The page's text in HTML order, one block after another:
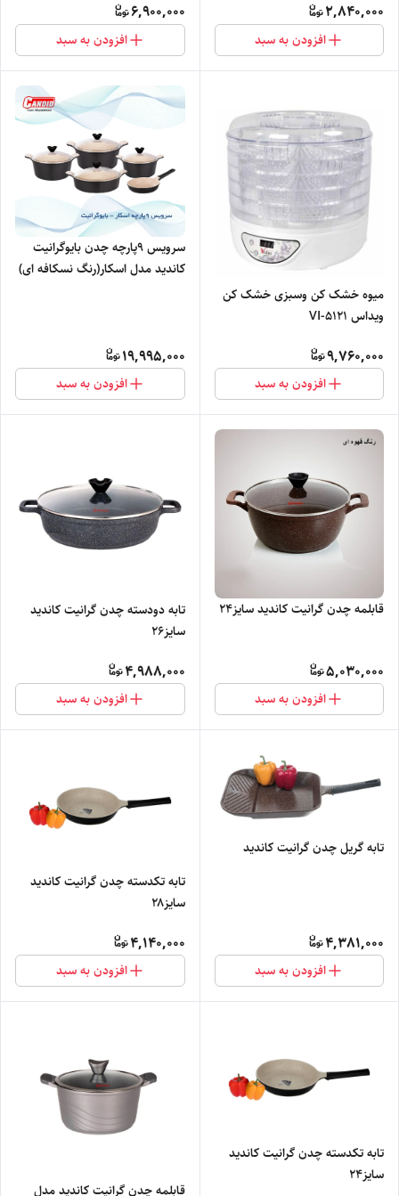
2,840,000
افزودن به سبد
6,900,000
افزودن به سبد
میوه خشک کن وسبزی خشک کن
ویداس VI-5121
9,760,000
افزودن به سبد
سرویس ۹پارچه چدن بایوگرانیت
کاندید مدل اسکار(رنگ نسکافه ای)
19,995,000
افزودن به سبد
قابلمه چدن گرانیت کاندید سایز۲۴
5,030,000
افزودن به سبد
تابه دودسته چدن گرانیت کاندید
سایز۲۶
4,988,000
افزودن به سبد
تابه گریل چدن گرانیت کاندید
4,381,000
افزودن به سبد
تابه تکدسته چدن گرانیت کاندید
سایز۲۸
4,140,000
افزودن به سبد
تابه تکدسته چدن گرانیت کاندید
سایز۲۴
قابلمه چدن گرانیت کاندید مدل